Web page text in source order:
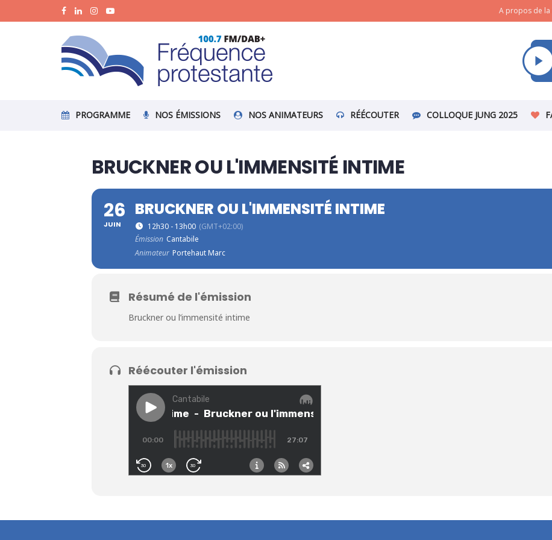
A propos de
PROGRAMME NOS ÉMISSIONS NOS ANIMATEURS RÉÉCOUTER COLLOQUE JUNG 2025
BRUCKNER OU L'IMMENSITÉ INTIME
26
JUIN
BRUCKNER OU L'IMMENSITÉ INTIME
12h30 - 13h00 (GMT+02:00)
Émission Cantabile
Animateur Portehaut Marc
Résumé de l'émission
Bruckner ou l’immensité intime
Réécouter l'émission